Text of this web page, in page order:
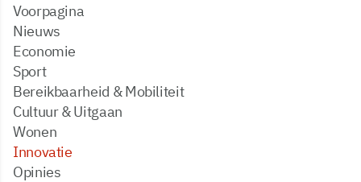
Voorpagina
Nieuws
Economie
Sport
Bereikbaarheid & Mobiliteit
Cultuur & Uitgaan
Wonen
Innovatie
Opinies